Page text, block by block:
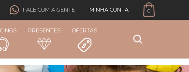
FALE COM A GENTE MINHA CONTA 0
PRESENTES OFERTAS